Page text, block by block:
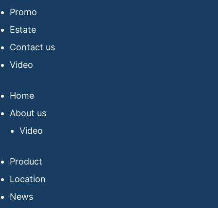
Promo
Estate
Contact us
Video
Home
About us
Video
Product
Location
News